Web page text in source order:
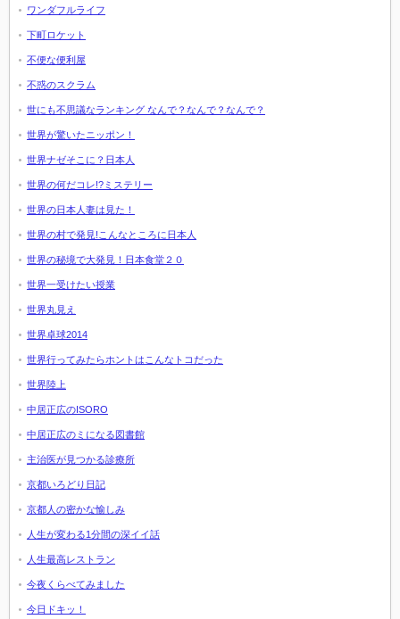
ワンダフルライフ
下町ロケット
不便な便利屋
不惑のスクラム
世にも不思議なランキング なんで？なんで？なんで？
世界が驚いたニッポン！
世界ナゼそこに？日本人
世界の何だコレ!?ミステリー
世界の日本人妻は見た！
世界の村で発見!こんなところに日本人
世界の秘境で大発見！日本食堂２０
世界一受けたい授業
世界丸見え
世界卓球2014
世界行ってみたらホントはこんなトコだった
世界陸上
中居正広のISORO
中居正広のミになる図書館
主治医が見つかる診療所
京都いろどり日記
京都人の密かな愉しみ
人生が変わる1分間の深イイ話
人生最高レストラン
今夜くらべてみました
今日ドキッ！